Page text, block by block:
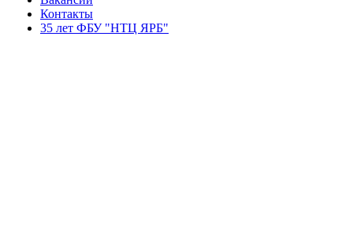
Контакты
35 лет ФБУ "НТЦ ЯРБ"